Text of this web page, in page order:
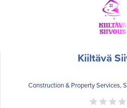
Kiiltävä
Construction & Property Services,